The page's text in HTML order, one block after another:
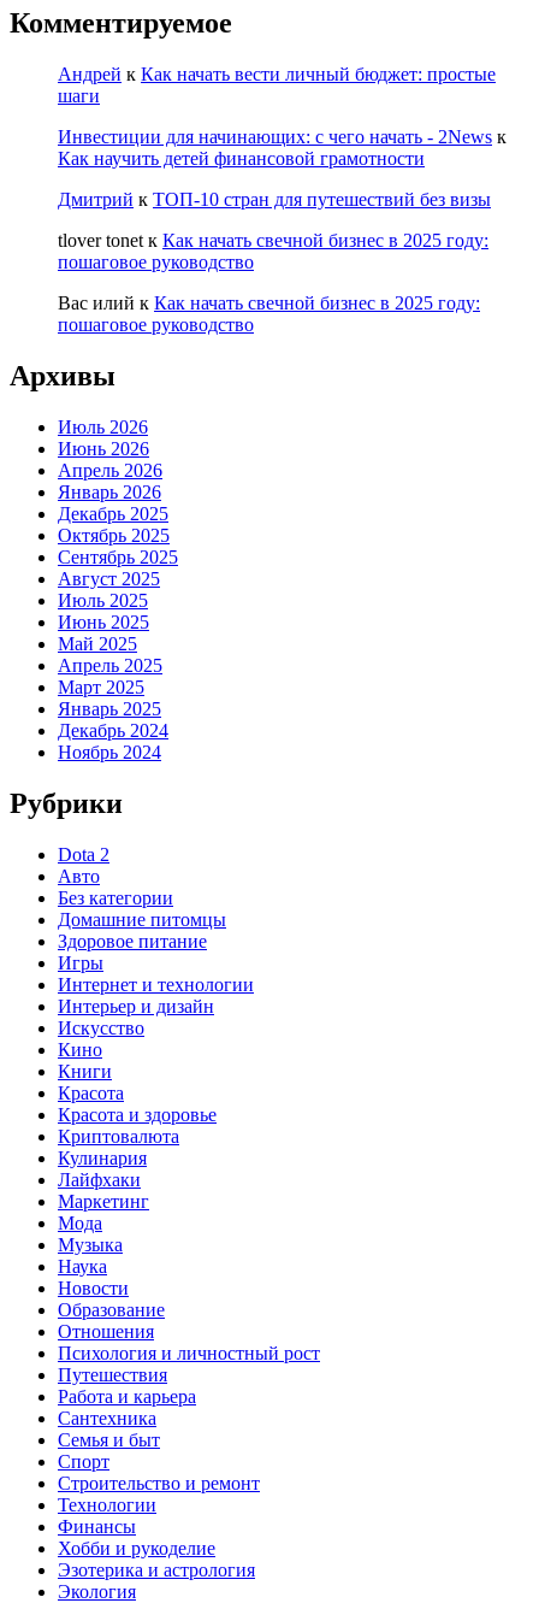
Комментируемое
Андрей к Как начать вести личный бюджет: простые
шаги
Инвестиции для начинающих: с чего начать - 2News к
Как научить детей финансовой грамотности
Дмитрий к ТОП-10 стран для путешествий без визы
tlover tonet к Как начать свечной бизнес в 2025 году:
пошаговое руководство
Вас илий к Как начать свечной бизнес в 2025 году:
пошаговое руководство
Архивы
Июль 2026
Июнь 2026
Апрель 2026
Январь 2026
Декабрь 2025
Октябрь 2025
Сентябрь 2025
Август 2025
Июль 2025
Июнь 2025
Май 2025
Апрель 2025
Март 2025
Январь 2025
Декабрь 2024
Ноябрь 2024
Рубрики
Dota 2
Авто
Без категории
Домашние питомцы
Здоровое питание
Игры
Интернет и технологии
Интерьер и дизайн
Искусство
Кино
Книги
Красота
Красота и здоровье
Криптовалюта
Кулинария
Лайфхаки
Маркетинг
Мода
Музыка
Наука
Новости
Образование
Отношения
Психология и личностный рост
Путешествия
Работа и карьера
Сантехника
Семья и быт
Спорт
Строительство и ремонт
Технологии
Финансы
Хобби и рукоделие
Эзотерика и астрология
Экология